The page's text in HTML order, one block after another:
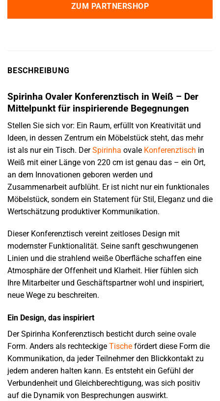
ZUM PARTNERSHOP
BESCHREIBUNG
Spirinha Ovaler Konferenztisch in Weiß – Der
Mittelpunkt für inspirierende Begegnungen
Stellen Sie sich vor: Ein Raum, erfüllt von Kreativität und
Ideen, in dessen Zentrum ein Möbelstück steht, das mehr
ist als nur ein Tisch. DerSpirinha ovale Konferenztisch in
Weiß mit einer Länge von 220 cm ist genau das – ein Ort,
an dem Innovationen geboren werden und
Zusammenarbeit aufblüht. Er ist nicht nur ein funktionales
Möbelstück, sondern ein Statement für Stil, Eleganz und die
Wertschätzung produktiver Kommunikation.
Dieser Konferenztisch vereint zeitloses Design mit
modernster Funktionalität. Seine sanft geschwungenen
Linien und die strahlend weiße Oberfläche schaffen eine
Atmosphäre der Offenheit und Klarheit. Hier fühlen sich
Ihre Mitarbeiter und Geschäftspartner wohl und inspiriert,
neue Wege zu beschreiten.
Ein Design, das inspiriert
Der Spirinha Konferenztisch besticht durch seine ovale
Form. Anders als rechteckige Tische fördert diese Form die
Kommunikation, da jeder Teilnehmer den Blickkontakt zu
jedem anderen halten kann. Es entsteht ein Gefühl der
Verbundenheit und Gleichberechtigung, was sich positiv
auf die Dynamik von Besprechungen auswirkt.